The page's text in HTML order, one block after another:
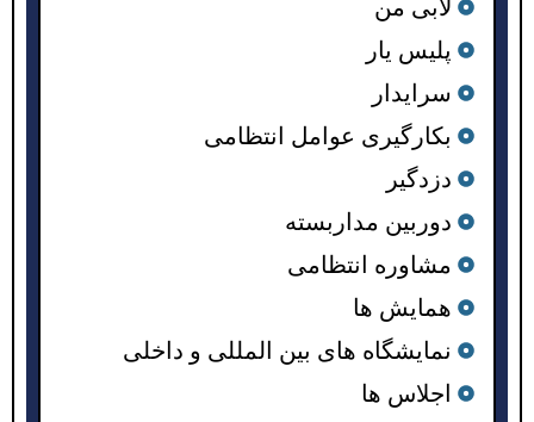
لابی من
پلیس یار
سرایدار
بکارگیری عوامل انتظامی
دزدگیر
دوربین مداربسته
مشاوره انتظامی
همایش ها
نمایشگاه های بین المللی و داخلی
اجلاس ها